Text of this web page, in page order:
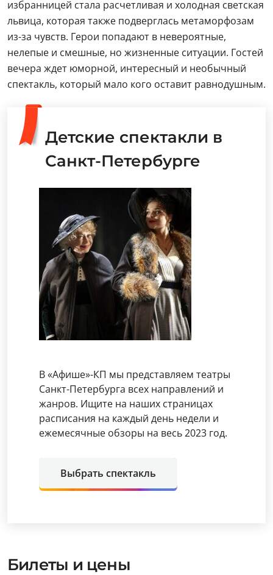
избранницей стала расчетливая и холодная светская
львица, которая также подверглась метаморфозам
из-за чувств. Герои попадают в невероятные,
нелепые и смешные, но жизненные ситуации. Гостей
вечера ждет юморной, интересный и необычный
спектакль, который мало кого оставит равнодушным.
Детские спектакли в
Санкт-Петербурге
В «Афише»-КП мы представляем театры
Санкт-Петербурга всех направлений и
жанров. Ищите на наших страницах
расписания на каждый день недели и
ежемесячные обзоры на весь 2023 год.
Выбрать спектакль
Билеты и цены